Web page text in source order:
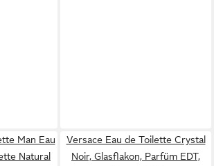
Man Eau
Natural
Versace Eau de Toilette Crystal
Noir, Glasflakon, Parfüm EDT,